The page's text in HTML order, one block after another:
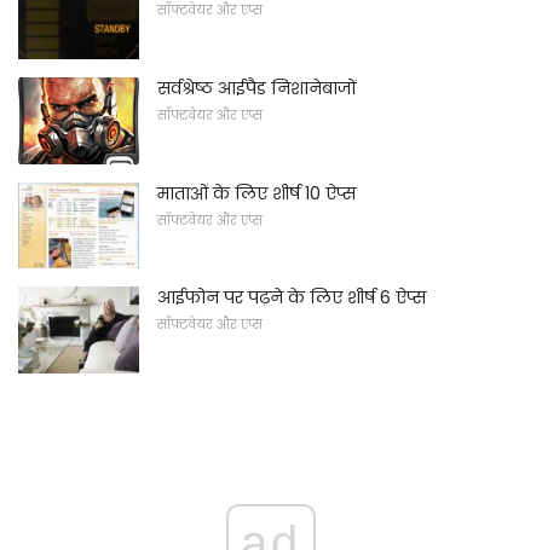
सॉफ्टवेयर और एप्स
सर्वश्रेष्ठ आईपैड निशानेबाजों
सॉफ्टवेयर और एप्स
माताओं के लिए शीर्ष 10 ऐप्स
सॉफ्टवेयर और एप्स
आईफोन पर पढ़ने के लिए शीर्ष 6 ऐप्स
सॉफ्टवेयर और एप्स